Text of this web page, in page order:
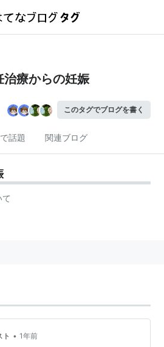
治療からの妊娠
このタグでブログを書く
話題 関連ブログ
ト • 1年前